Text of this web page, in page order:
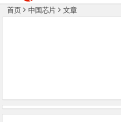
首页 中国芯片 文章